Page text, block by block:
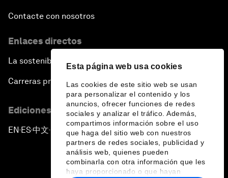
Esta página web usa cookies
Las cookies de este sitio web se usan
para personalizar el contenido y los
anuncios, ofrecer funciones de redes
sociales y analizar el tráfico. Además,
compartimos información sobre el uso
que haga del sitio web con nuestros
partners de redes sociales, publicidad y
análisis web, quienes pueden
combinarla con otra información que les
haya proporcionado o que hayan
Contacte con nosotros
Enlaces directos
La sostenibilidad en el Foro
Carreras profesionales
Ediciones en otros idiomas
EN ▪ES▪中文▪ 日本語